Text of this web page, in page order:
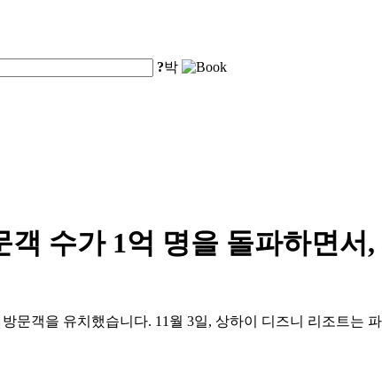
?박
수가 1억 명을 돌파하면서
문객을 유치했습니다. 11월 3일, 상하이 디즈니 리조트는